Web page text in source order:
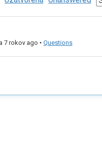
7 rokov ago • Questions